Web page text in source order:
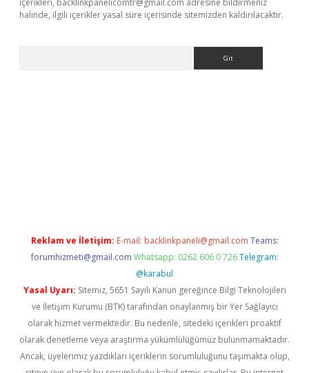
içerikleri, backlinkpanelicomtr@gmail.com adresine bildirmeniz
halinde, ilgili içerikler yasal süre içerisinde sitemizden kaldırılacaktır.
Reklam ve İletişim: E-mail: backlinkpaneli@gmail.com Teams:
forumhizmeti@gmail.com Whatsapp: 0262 606 0 726 Telegram:
@karabul
Yasal Uyarı: Sitemiz, 5651 Sayılı Kanun gereğince Bilgi Teknolojileri
ve İletişim Kurumu (BTK) tarafından onaylanmış bir Yer Sağlayıcı
olarak hizmet vermektedir. Bu nedenle, sitedeki içerikleri proaktif
olarak denetleme veya araştırma yükümlülüğümüz bulunmamaktadır.
Ancak, üyelerimiz yazdıkları içeriklerin sorumluluğunu taşımakta olup,